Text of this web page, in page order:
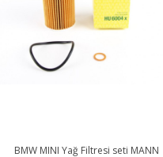
BMW MINI Yağ Filtresi seti MANN